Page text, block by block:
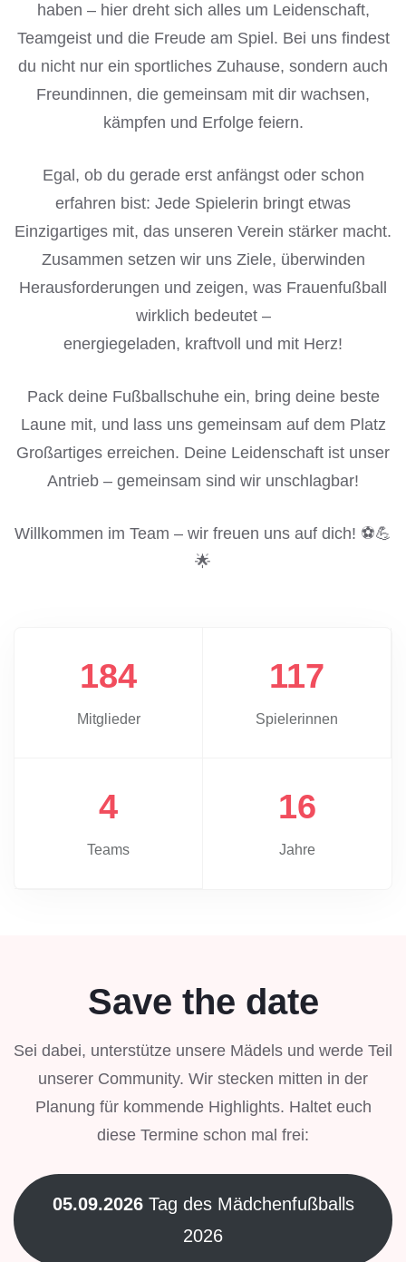
haben – hier dreht sich alles um Leidenschaft,
Teamgeist und die Freude am Spiel. Bei uns findest
du nicht nur ein sportliches Zuhause, sondern auch
Freundinnen, die gemeinsam mit dir wachsen,
kämpfen und Erfolge feiern.
Egal, ob du gerade erst anfängst oder schon
erfahren bist: Jede Spielerin bringt etwas
Einzigartiges mit, das unseren Verein stärker macht.
Zusammen setzen wir uns Ziele, überwinden
Herausforderungen und zeigen, was Frauenfußball
wirklich bedeutet –
energiegeladen, kraftvoll und mit Herz!
Pack deine Fußballschuhe ein, bring deine beste
Laune mit, und lass uns gemeinsam auf dem Platz
Großartiges erreichen. Deine Leidenschaft ist unser
Antrieb – gemeinsam sind wir unschlagbar!
Willkommen im Team – wir freuen uns auf dich! ⚽💪
🌟
184
Mitglieder
117
Spielerinnen
4
Teams
16
Jahre
Save the date
Sei dabei, unterstütze unsere Mädels und werde Teil
unserer Community. Wir stecken mitten in der
Planung für kommende Highlights. Haltet euch
diese Termine schon mal frei:
05.09.2026Tag des Mädchenfußballs
2026